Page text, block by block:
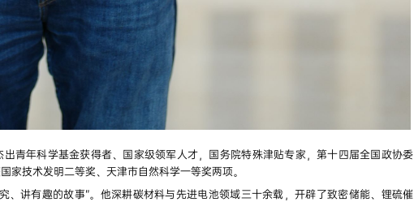
青年科学基金获得者、国家级领军人才，国务院特殊津贴专家，第十四届全国政协委
家技术发明二等奖、天津市自然科学一等奖两项。
、讲有趣的故事”。他深耕碳材料与先进电池领域三十余载，开辟了致密储能、锂硫催